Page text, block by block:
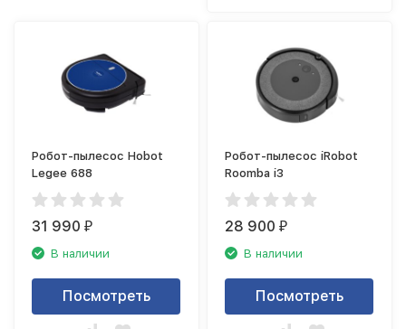
Робот-пылесос Hobot
Legee 688
31 990₽
В наличии
Посмотреть
Робот-пылесос iRobot
Roomba i3
28 900₽
В наличии
Посмотреть